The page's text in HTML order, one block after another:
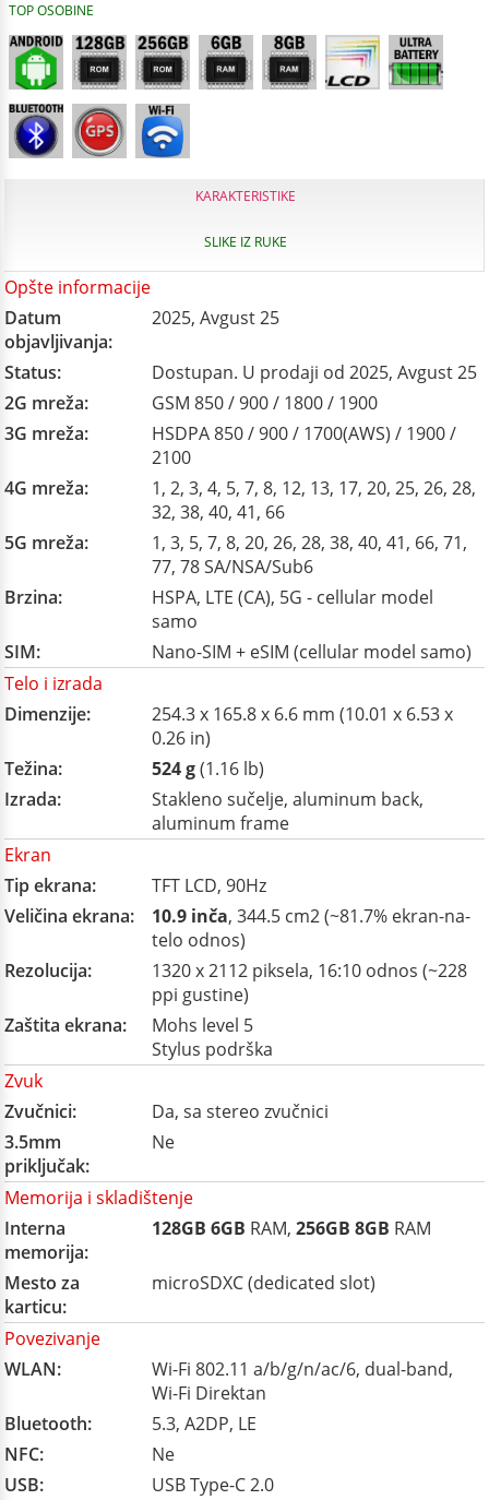
TOP OSOBINE
KARAKTERISTIKE
SLIKE IZ RUKE
Opšte informacije
Datum
objavljivanja:
2025, Avgust 25
Status:
Dostupan. U prodaji od 2025, Avgust 25
2G mreža:
GSM 850 / 900 / 1800 / 1900
3G mreža:
HSDPA 850 / 900 / 1700(AWS) / 1900 /
2100
4G mreža:
1, 2, 3, 4, 5, 7, 8, 12, 13, 17, 20, 25, 26, 28,
32, 38, 40, 41, 66
5G mreža:
1, 3, 5, 7, 8, 20, 26, 28, 38, 40, 41, 66, 71,
77, 78 SA/NSA/Sub6
Brzina:
HSPA, LTE (CA), 5G - cellular model
samo
SIM:
Nano-SIM + eSIM (cellular model samo)
Telo i izrada
Dimenzije:
254.3 x 165.8 x 6.6 mm (10.01 x 6.53 x
0.26 in)
Težina:
524 g(1.16 lb)
Izrada:
Stakleno sučelje, aluminum back,
aluminum frame
Ekran
Tip ekrana:
TFT LCD, 90Hz
Veličina ekrana:
10.9 inča, 344.5 cm2 (~81.7% ekran-na-
telo odnos)
Rezolucija:
1320 x 2112 piksela, 16:10 odnos (~228
ppi gustine)
Zaštita ekrana:
Mohs level 5
Stylus podrška
Zvuk
Zvučnici:
Da, sa stereo zvučnici
3.5mm
priključak:
Ne
Memorija i skladištenje
Interna
memorija:
128GB 6GB RAM, 256GB 8GB RAM
Mesto za
karticu:
microSDXC (dedicated slot)
Povezivanje
WLAN:
Wi-Fi 802.11 a/b/g/n/ac/6, dual-band,
Wi-Fi Direktan
Bluetooth:
5.3, A2DP, LE
NFC:
Ne
USB:
USB Type-C 2.0